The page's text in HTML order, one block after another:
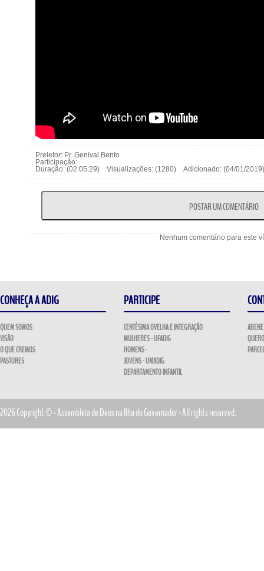
Preletor: Pr. Genival Bento
Participação:
Duração: (02:05:29) Visualizações: (1280) Adicionado: (04/01/
Nenhum comentário para este
CONHEÇA A ADIG
QUEM SOMOS
VISÃO
O QUE CREMOS
PASTORES
PARTICIPE
CENTÉSIMA OVELHA E INTEGRAÇÃO
MULHERES - UFADIG
HOMENS -
JOVENS - UMADIG
DEPARTAMENTO INFANTIL
ABENE
2026 Copyright © - Assembleia de Deus na Ilha do Governador - All rights reserved.